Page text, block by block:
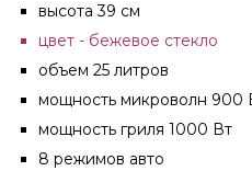
высота 39 см
цвет - бежевое стекло
объем 25 литров
мощность микроволн 900
мощность гриля 1000 Вт
8 режимов авто